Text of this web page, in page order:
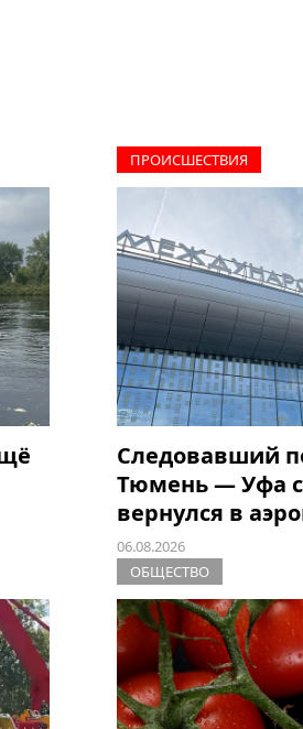
ПРОИCШЕСТВИЯ
Следовавший
Тюмень — Уфа
вернулся в
06.08.2026
ОБЩЕСТВО